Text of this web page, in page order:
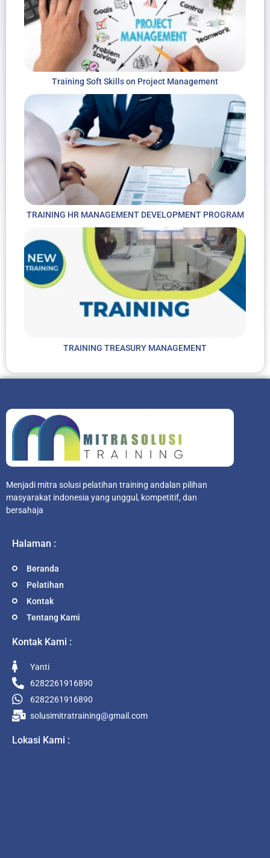
Training Soft Skills on Project Management
TRAINING HR MANAGEMENT DEVELOPMENT PROGRAM
TRAINING TREASURY MANAGEMENT
Menjadi mitra solusi pelatihan training andalan pilihan
masyarakat indonesia yang unggul, kompetitif, dan
bersahaja
Halaman :
Beranda
Pelatihan
Kontak
Tentang Kami
Kontak Kami :
Yanti
6282261916890
6282261916890
solusimitratraining@gmail.com
Lokasi Kami :